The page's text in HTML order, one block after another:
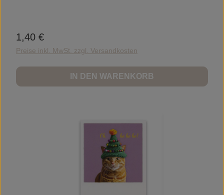
Regulärer Preis:
1,40 €
Preise inkl. MwSt. zzgl. Versandkosten
IN DEN WARENKORB